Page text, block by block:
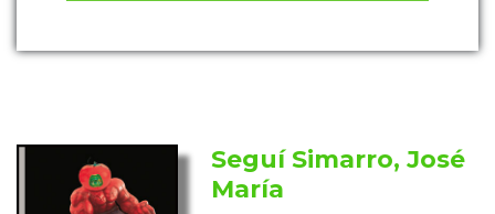
Seguí Simarro, José
María